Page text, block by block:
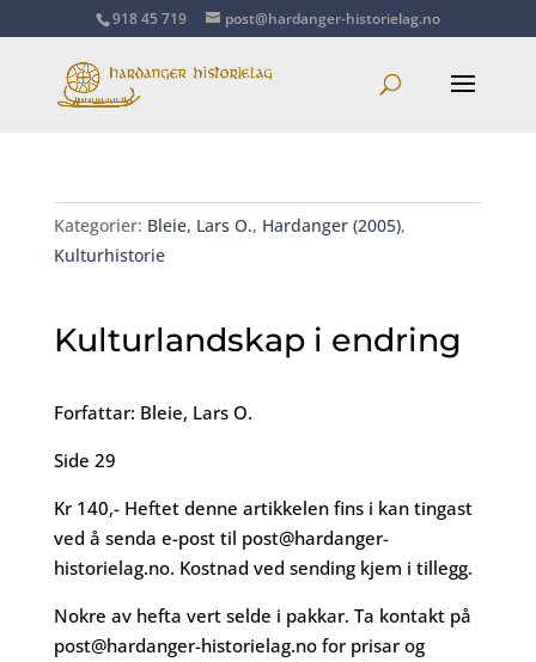
918 45 719 post@hardanger-historielag.no
Kategorier: Bleie, Lars O., Hardanger (2005),
Kulturhistorie
Kulturlandskap i endring
Forfattar: Bleie, Lars O.
Side 29
Kr 140,- Heftet denne artikkelen fins i kan tingast
ved å senda e-post til post@hardanger-
historielag.no. Kostnad ved sending kjem i tillegg.
Nokre av hefta vert selde i pakkar. Ta kontakt på
post@hardanger-historielag.nofor prisar og